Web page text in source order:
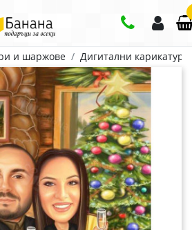
и шаржове Дигитални карикатури